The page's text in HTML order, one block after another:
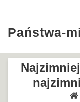
Państwa-